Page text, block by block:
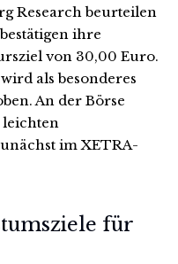
Research beurteilen
ihre
von 30,00 Euro.
als besonderes
An der Börse
im XETRA-
für